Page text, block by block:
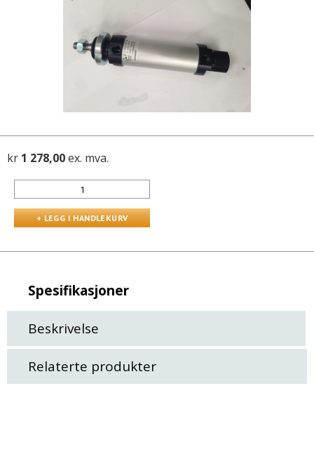
kr 1 278,00ex. mva.
Spesifikasjoner
Beskrivelse
Relaterte produkter